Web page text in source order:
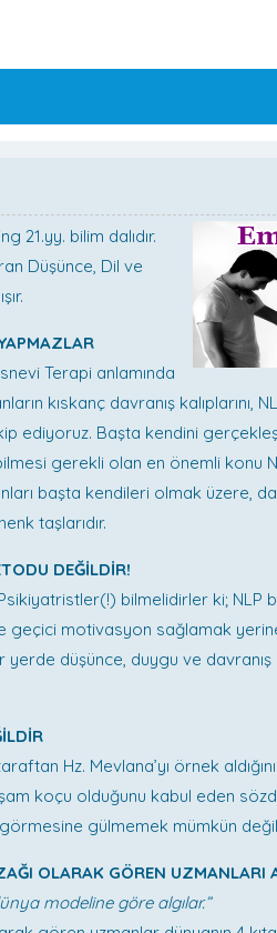
21.yy. bilim dalıdır.
Düşünce, Dil ve
Terapi anlamında
kıskanç davranış kalıplarını,
ediyoruz. Başta kendini
gerekli olan en önemli konu
başta kendileri olmak üzere,
taşlarıdır.
DEĞİLDİR!
bilmelidirler ki; NLP
geçici motivasyon sağlamak
yerde düşünce, duygu ve
Hz. Mevlana’yı örnek
koçu olduğunu kabul eden
gülmemek mümkün
OLARAK GÖREN UZMANLARI
modeline göre algılar.”